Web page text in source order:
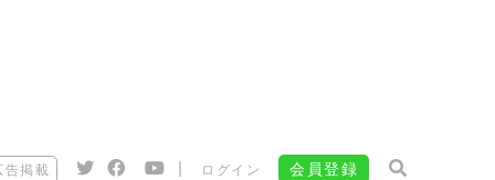
告掲載 | ログイン 会員登録